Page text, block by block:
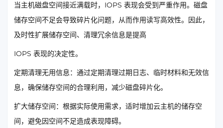
当主机磁盘空间接近满载时，IOPS 表现会受到严重作用。磁盘
储存空间不足会导致碎片化问题，从而作用读写高效性。因此，
及时性扩展储存空间、清理冗余信息是提高
IOPS 表现的决定性。
定期清理无用信息：通过定期清理过期日志、临时材料和无效信
息，确保储存空间的合理利用，减少磁盘碎片化。
扩大储存空间：根据实际使用需求，适时增加云主机的储存空
间，避免因空间不足造成表现障碍。